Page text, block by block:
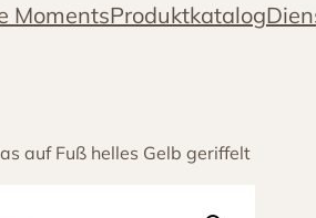
MomentsProduktkatalog
auf Fuß helles Gelb geriffelt